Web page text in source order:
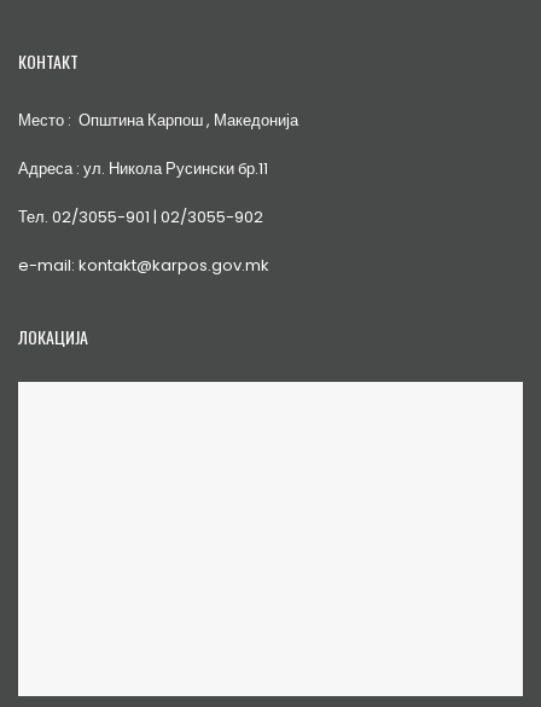
КОНТАКТ
Место : Општина Карпош , Македонија
Адреса : ул. Никола Русински бр.11
Тел. 02/3055-901 | 02/3055-902
e-mail: kontakt@karpos.gov.mk
ЛОКАЦИЈА